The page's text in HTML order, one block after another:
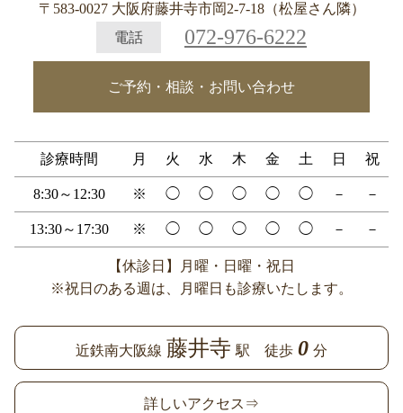
〒583-0027 大阪府藤井寺市岡2-7-18（松屋さん隣）
電話
072-976-6222
ご予約・相談・お問い合わせ
診療時間 月 火 水 木 金 土 日 祝
8:30～12:30 ※ ◯ ◯ ◯ ◯ ◯ － －
13:30～17:30 ※ ◯ ◯ ◯ ◯ ◯ － －
【休診日】月曜・日曜・祝日
※祝日のある週は、月曜日も診療いたします。
近鉄南大阪線 藤井寺 駅 徒歩 0 分
詳しいアクセス⇒